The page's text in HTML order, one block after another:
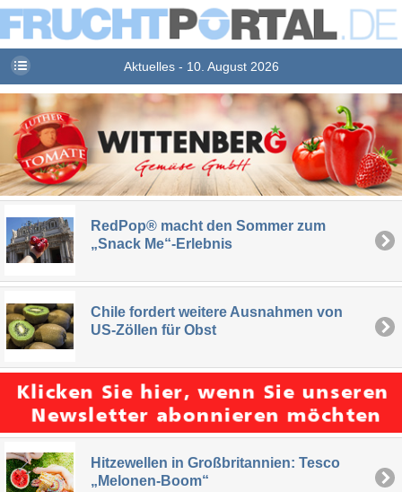
Aktuelles - 10. August 2026
RedPop® macht den Sommer zum
„Snack Me“-Erlebnis
Chile fordert weitere Ausnahmen von
US-Zöllen für Obst
Hitzewellen in Großbritannien: Tesco
„Melonen-Boom“